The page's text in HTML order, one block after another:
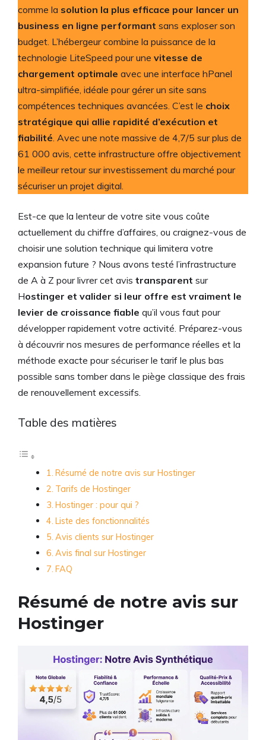
comme la solution la plus efficace pour lancer un
business en ligne performant sans exploser son
budget. L’hébergeur combine la puissance de la
technologie LiteSpeed pour une vitesse de
chargement optimale avec une interface hPanel
ultra-simplifiée, idéale pour gérer un site sans
compétences techniques avancées. C’est le choix
stratégique qui allie rapidité d’exécution et
fiabilité. Avec une note massive de 4,7/5 sur plus de
61 000 avis, cette infrastructure offre objectivement
le meilleur retour sur investissement du marché pour
sécuriser un projet digital.
Est-ce que la lenteur de votre site vous coûte
actuellement du chiffre d’affaires, ou craignez-vous de
choisir une solution technique qui limitera votre
expansion future ? Nous avons testé l’infrastructure
de A à Z pour livrer cet avis transparent sur
Hostinger et valider si leur offre est vraiment le
levier de croissance fiable qu’il vous faut pour
développer rapidement votre activité. Préparez-vous
à découvrir nos mesures de performance réelles et la
méthode exacte pour sécuriser le tarif le plus bas
possible sans tomber dans le piège classique des frais
de renouvellement excessifs.
Table des matières
Résumé de notre avis sur Hostinger
Tarifs de Hostinger
Hostinger : pour qui ?
Liste des fonctionnalités
Avis clients sur Hostinger
Avis final sur Hostinger
FAQ
Résumé de notre avis sur
Hostinger